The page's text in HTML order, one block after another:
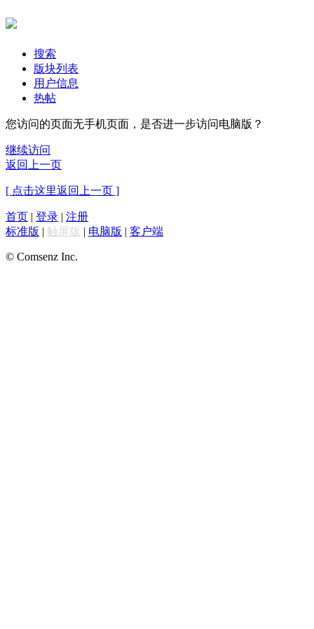
搜索
版块列表
用户信息
热帖
您访问的页面无手机页面，是否进一步访问电脑版？
继续访问
返回上一页
[ 点击这里返回上一页 ]
首页 | 登录 | 注册
标准版 | 触屏版 | 电脑版 | 客户端
© Comsenz Inc.